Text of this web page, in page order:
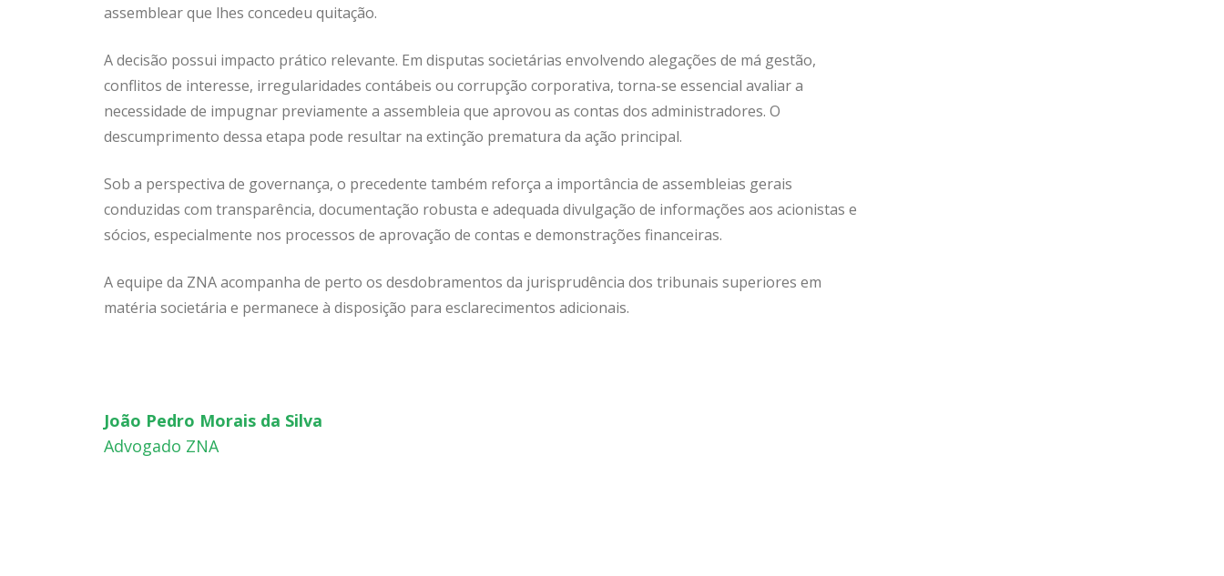
assemblear que lhes concedeu quitação.
A decisão possui impacto prático relevante. Em disputas societárias envolvendo alegações de má gestão,
conflitos de interesse, irregularidades contábeis ou corrupção corporativa, torna-se essencial avaliar a
necessidade de impugnar previamente a assembleia que aprovou as contas dos administradores. O
descumprimento dessa etapa pode resultar na extinção prematura da ação principal.
Sob a perspectiva de governança, o precedente também reforça a importância de assembleias gerais
conduzidas com transparência, documentação robusta e adequada divulgação de informações aos acionistas e
sócios, especialmente nos processos de aprovação de contas e demonstrações financeiras.
A equipe da ZNA acompanha de perto os desdobramentos da jurisprudência dos tribunais superiores em
matéria societária e permanece à disposição para esclarecimentos adicionais.
João Pedro Morais da Silva
Advogado ZNA